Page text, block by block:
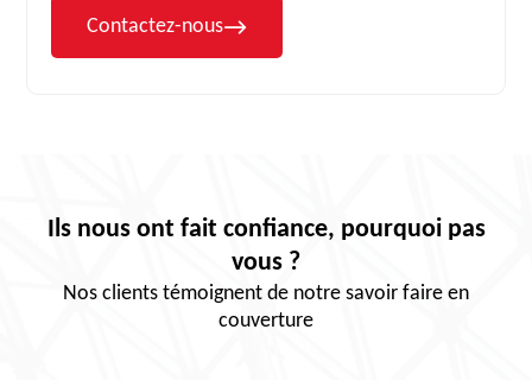
Contactez-nous
Ils nous ont fait confiance, pourquoi pas
vous ?
Nos clients témoignent de notre savoir faire en
couverture